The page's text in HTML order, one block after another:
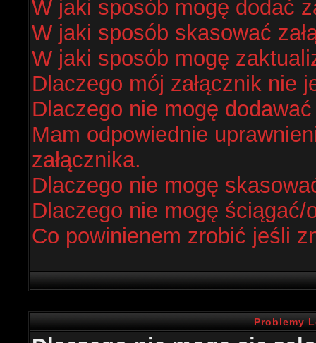
W jaki sposób mogę dodać
W jaki sposób skasować
W jaki sposób mogę
Dlaczego mój załącznik nie
Dlaczego nie mogę dodawać
Mam odpowiednie
załącznika.
Dlaczego nie mogę
Dlaczego nie mogę ściągać/
Co powinienem zrobić jeśli
Problemy